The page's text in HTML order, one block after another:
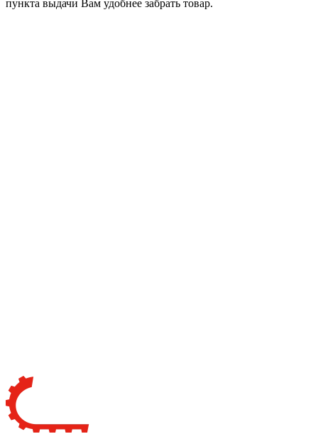
пункта выдачи Вам удобнее забрать товар.